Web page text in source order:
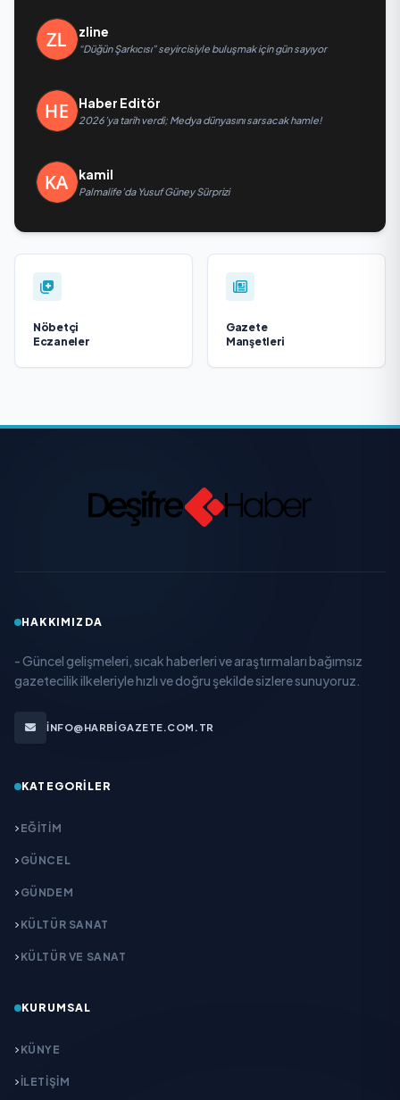
zline
“Düğün Şarkıcısı” seyircisiyle buluşmak için gün sayıyor
Haber Editör
2026’ya tarih verdi; Medya dünyasını sarsacak hamle!
kamil
Palmalife’da Yusuf Güney Sürprizi
Nöbetçi
Eczaneler
Gazete
Manşetleri
HAKKIMIZDA
- Güncel gelişmeleri, sıcak haberleri ve araştırmaları bağımsız
gazetecilik ilkeleriyle hızlı ve doğru şekilde sizlere sunuyoruz.
INFO@HARBIGAZETE.COM.TR
KATEGORILER
EĞITIM
GÜNCEL
GÜNDEM
KÜLTÜR SANAT
KÜLTÜR VE SANAT
KURUMSAL
KÜNYE
İLETIŞIM